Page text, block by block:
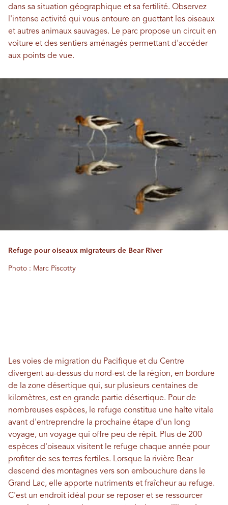
dans sa situation géographique et sa fertilité. Observez
l'intense activité qui vous entoure en guettant les oiseaux
et autres animaux sauvages. Le parc propose un circuit en
voiture et des sentiers aménagés permettant d'accéder
aux points de vue.
Refuge pour oiseaux migrateurs de Bear River
Photo : Marc Piscotty
Les voies de migration du Pacifique et du Centre
divergent au-dessus du nord-est de la région, en bordure
de la zone désertique qui, sur plusieurs centaines de
kilomètres, est en grande partie désertique. Pour de
nombreuses espèces, le refuge constitue une halte vitale
avant d'entreprendre la prochaine étape d'un long
voyage, un voyage qui offre peu de répit. Plus de 200
espèces d'oiseaux visitent le refuge chaque année pour
profiter de ses terres fertiles. Lorsque la rivière Bear
descend des montagnes vers son embouchure dans le
Grand Lac, elle apporte nutriments et fraîcheur au refuge.
C'est un endroit idéal pour se reposer et se ressourcer